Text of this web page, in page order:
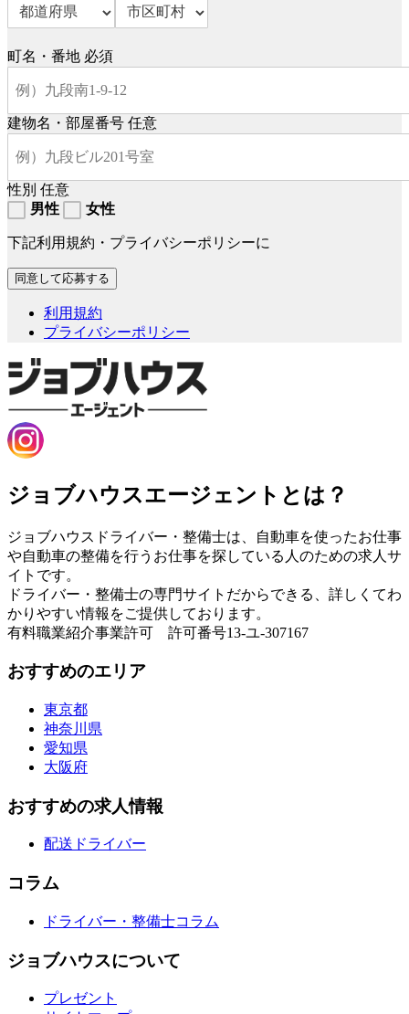
町名・番地 必須
建物名・部屋番号 任意
性別 任意
男性
女性
下記利用規約・プライバシーポリシーに
利用規約
プライバシーポリシー
ジョブハウスエージェントとは？
ジョブハウスドライバー・整備士は、自動車を使ったお仕事
や自動車の整備を行うお仕事を探している人のための求人サ
イトです。
ドライバー・整備士の専門サイトだからできる、詳しくてわ
かりやすい情報をご提供しております。
有料職業紹介事業許可 許可番号13-ユ-307167
おすすめのエリア
東京都
神奈川県
愛知県
大阪府
おすすめの求人情報
配送ドライバー
コラム
ドライバー・整備士コラム
ジョブハウスについて
プレゼント